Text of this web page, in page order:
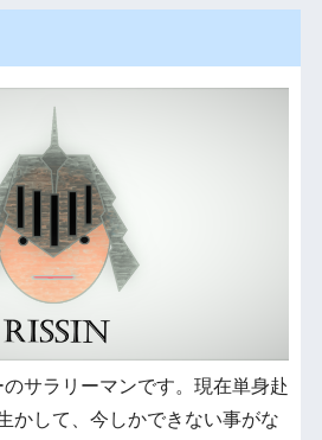
サラリーマンです。現在単身赴
かして、今しかできない事がな